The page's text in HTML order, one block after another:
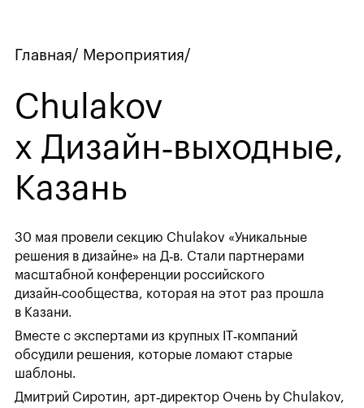
Главная/ Мероприятия/
Chulakov
х Дизайн‑выходные,
Казань
30 мая провели секцию Chulakov «Уникальные
решения в дизайне» на Д‑в. Стали партнерами
масштабной конференции российского
дизайн‑сообщества, которая на этот раз прошла
в Казани.
Вместе с экспертами из крупных IT‑компаний
обсудили решения, которые ломают старые
шаблоны.
Дмитрий Сиротин, арт‑директор Очень by Chulakov,